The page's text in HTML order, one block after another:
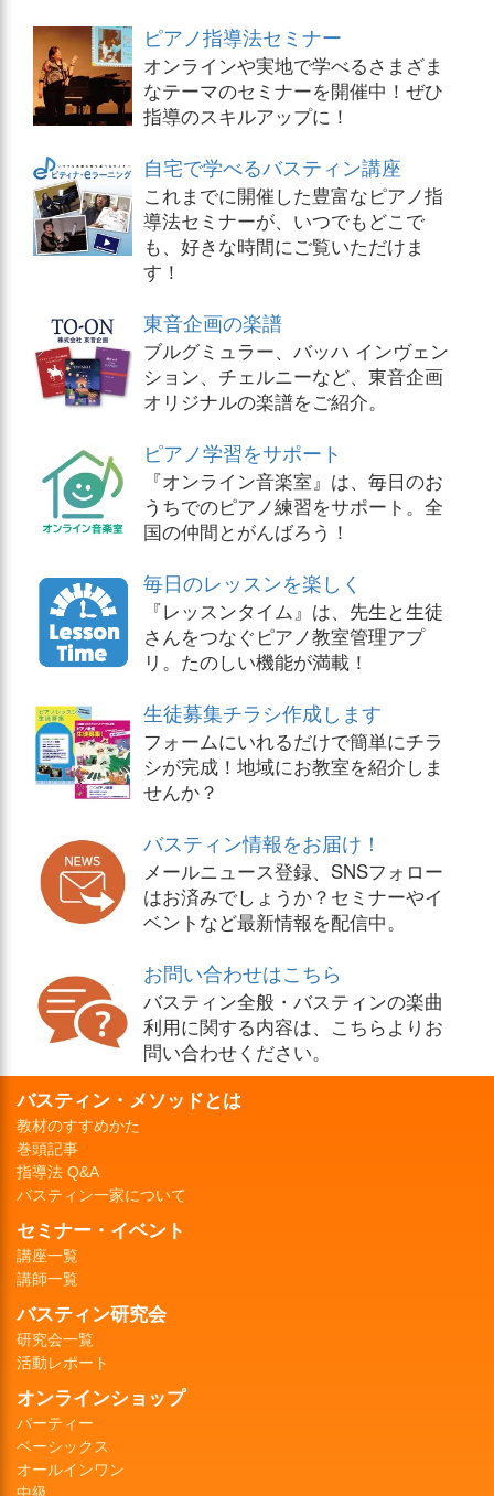
ピアノ指導法セミナー
オンラインや実地で学べるさまざま
なテーマのセミナーを開催中！ぜひ
指導のスキルアップに！
自宅で学べるバスティン講座
これまでに開催した豊富なピアノ指
導法セミナーが、いつでもどこで
も、好きな時間にご覧いただけま
す！
東音企画の楽譜
ブルグミュラー、バッハ インヴェン
ション、チェルニーなど、東音企画
オリジナルの楽譜をご紹介。
ピアノ学習をサポート
『オンライン音楽室』は、毎日のお
うちでのピアノ練習をサポート。全
国の仲間とがんばろう！
毎日のレッスンを楽しく
『レッスンタイム』は、先生と生徒
さんをつなぐピアノ教室管理アプ
リ。たのしい機能が満載！
生徒募集チラシ作成します
フォームにいれるだけで簡単にチラ
シが完成！地域にお教室を紹介しま
せんか？
バスティン情報をお届け！
メールニュース登録、SNSフォロー
はお済みでしょうか？セミナーやイ
ベントなど最新情報を配信中。
お問い合わせはこちら
バスティン全般・バスティンの楽曲
利用に関する内容は、こちらよりお
問い合わせください。
バスティン・メソッドとは
教材のすすめかた
巻頭記事
指導法 Q&A
バスティン一家について
セミナー・イベント
講座一覧
講師一覧
バスティン研究会
研究会一覧
活動レポート
オンラインショップ
パーティー
ベーシックス
オールインワン
中級